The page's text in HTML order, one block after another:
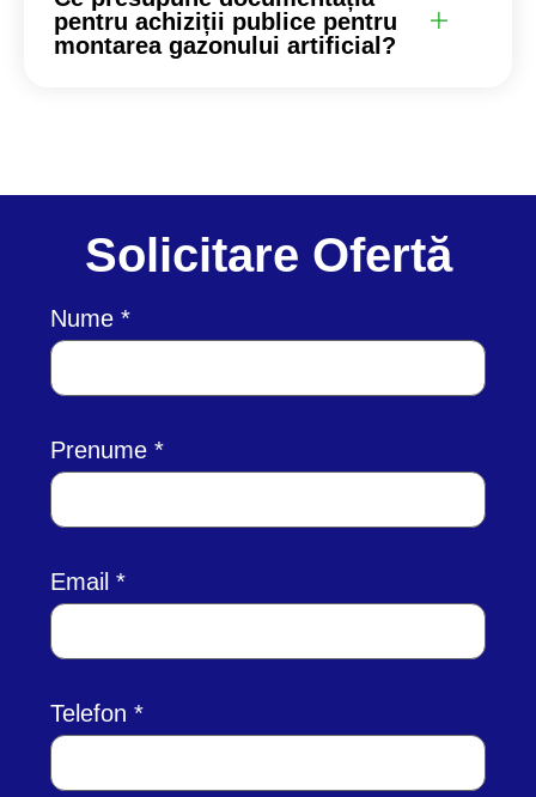
pentru achiziții publice pentru
montarea gazonului artificial?
Solicitare Ofertă
Nume
Prenume
Email
Telefon